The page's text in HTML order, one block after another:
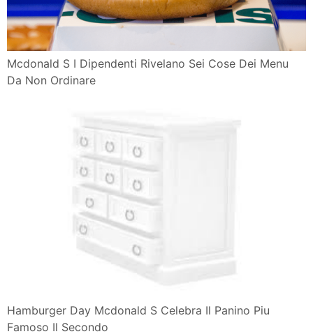
Mcdonald S I Dipendenti Rivelano Sei Cose Dei Menu
Da Non Ordinare
Hamburger Day Mcdonald S Celebra Il Panino Piu
Famoso Il Secondo